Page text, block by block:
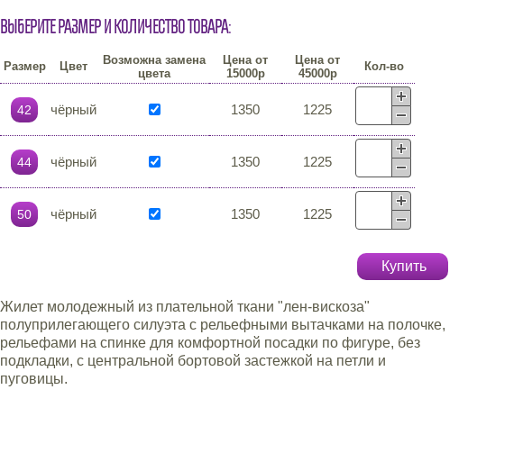
Выберите размер и количество товара:
Размер Цвет
Возможна замена
цвета
Цена от
15000р
Цена от
45000р
Кол-во
42 чёрный 1350 1225
44 чёрный 1350 1225
50 чёрный 1350 1225
Купить
Жилет молодежный из плательной ткани "лен-вискоза"
полуприлегающего силуэта с рельефными вытачками на полочке,
рельефами на спинке для комфортной посадки по фигуре, без
подкладки, с центральной бортовой застежкой на петли и
пуговицы.